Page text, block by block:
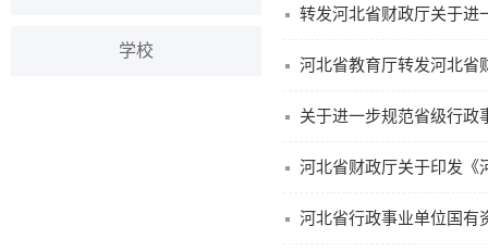
学校
转发河北省财政厅关于进
关于进一步规范省级行政
河北省财政厅关于印发《
河北省行政事业单位国有